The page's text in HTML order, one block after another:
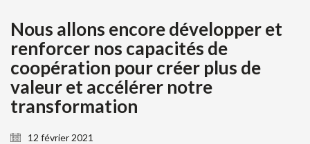
Nous allons encore développer et
renforcer nos capacités de
coopération pour créer plus de
valeur et accélérer notre
transformation
12 février 2021